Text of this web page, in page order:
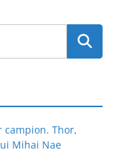
Thor,
Mihai Nae